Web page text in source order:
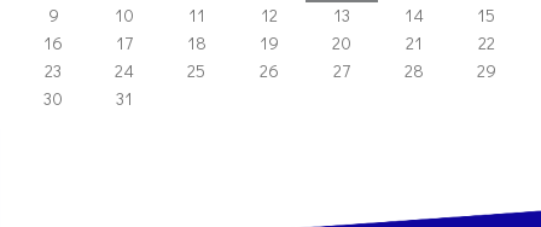
9
10 11 12 13 14
15
16
17 18 19 20 21
22
23
24 25 26 27 28
29
30
31